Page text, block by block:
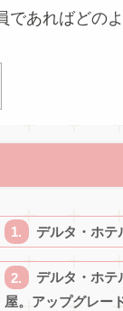
であればどの
デルタ・ホテ
デルタ・ホテ
屋。アップグレー